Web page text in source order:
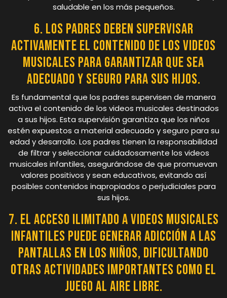
saludable en los más pequeños.
6. Los padres deben supervisar
activamente el contenido de los videos
musicales para garantizar que sea
adecuado y seguro para sus hijos.
Es fundamental que los padres supervisen de manera
activa el contenido de los videos musicales destinados
a sus hijos. Esta supervisión garantiza que los niños
estén expuestos a material adecuado y seguro para su
edad y desarrollo. Los padres tienen la responsabilidad
de filtrar y seleccionar cuidadosamente los videos
musicales infantiles, asegurándose de que promuevan
valores positivos y sean educativos, evitando así
posibles contenidos inapropiados o perjudiciales para
sus hijos.
7. El acceso ilimitado a videos musicales
infantiles puede generar adicción a las
pantallas en los niños, dificultando
otras actividades importantes como el
juego al aire libre.